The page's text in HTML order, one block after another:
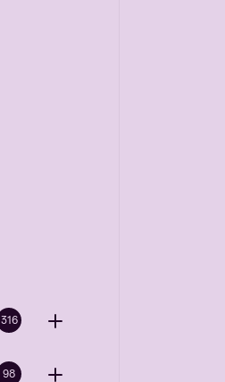
316
98